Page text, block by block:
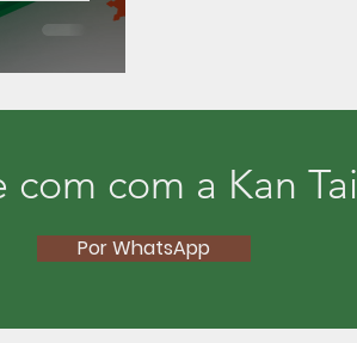
com com a Kan Tai
Por WhatsApp